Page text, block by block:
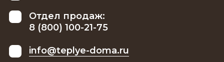
Отдел продаж:
8 (800) 100-21-75
info@teplye-doma.ru